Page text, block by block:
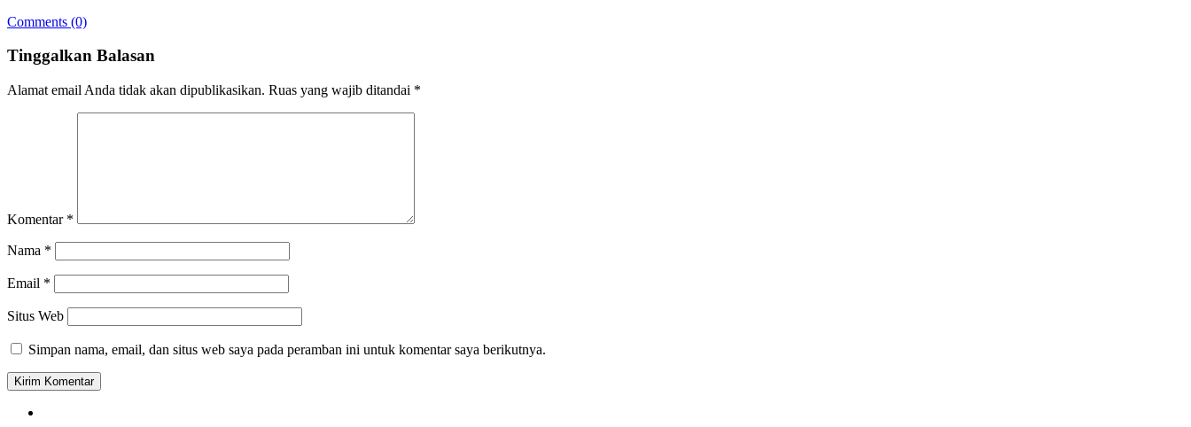
Comments (0)
Tinggalkan Balasan
Alamat email Anda tidak akan dipublikasikan. Ruas yang wajib ditandai *
Komentar *
Nama *
Email *
Situs Web
Simpan nama, email, dan situs web saya pada peramban ini untuk komentar saya berikutnya.